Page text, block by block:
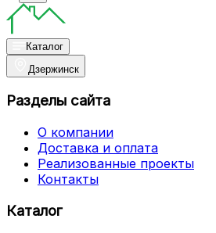
Каталог
Дзержинск
Разделы сайта
О компании
Доставка и оплата
Реализованные проекты
Контакты
Каталог